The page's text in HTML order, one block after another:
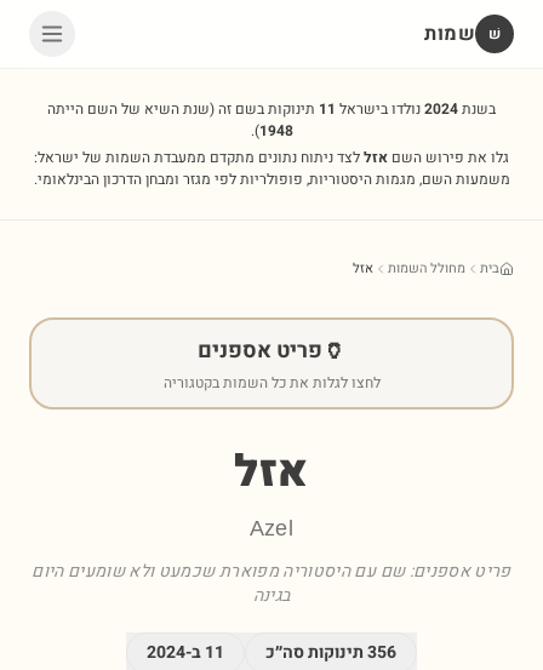
שׁ שמות
בשנת2024נולדו בישראל 11 תינוקות בשם זה(שנת השיא של השם הייתה
1948
).
גלו את פירוש השם אזללצד ניתוח נתונים מתקדם ממעבדת השמות של ישראל:
משמעות השם, מגמות היסטוריות, פופולריות לפי מגזר ומבחן הדרכון הבינלאומי.
בית מחולל השמות אזל
🏺 פריט אספנים
לחצו לגלות את כל השמות בקטגוריה
אזל
Azel
פריט אספנים: שם עם היסטוריה מפוארת שכמעט ולא שומעים היום
בגינה
356תינוקות סה״כ 11ב-2024